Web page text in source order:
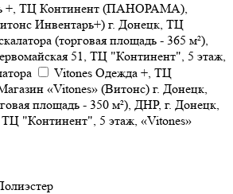
+, ТЦ Континент (ПАНОРАМА),
Инвентарь+) г. Донецк, ТЦ
(торговая площадь - 365 м²),
51, ТЦ "Континент", 5 этаж,
Vitones Одежда +, ТЦ
«Vitones» (Витонс) г. Донецк,
площадь - 350 м²), ДНР, г. Донецк,
"Континент", 5 этаж, «Vitones»